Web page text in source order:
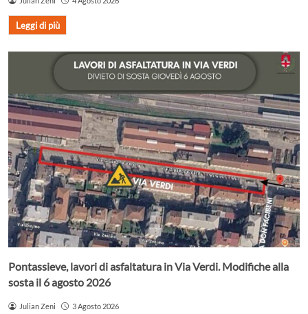
Leggi di più
Pontassieve, lavori di asfaltatura in Via Verdi. Modifiche alla
sosta il 6 agosto 2026
Julian Zeni 3 Agosto 2026